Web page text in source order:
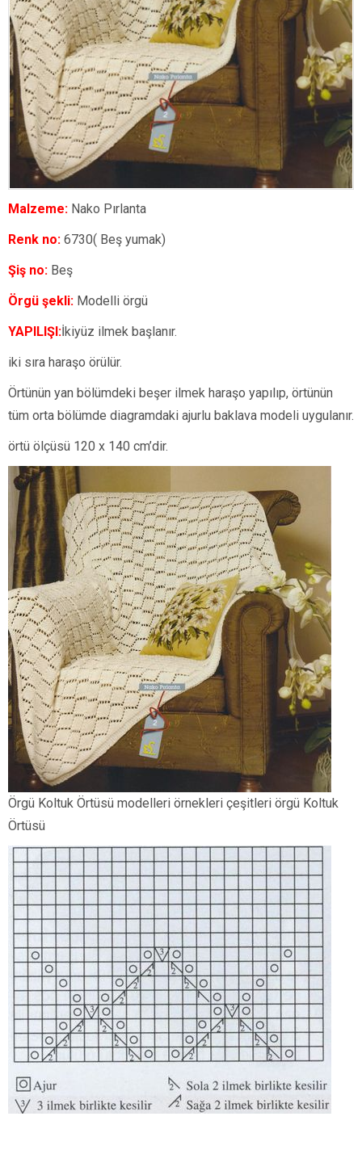
Malzeme: Nako Pırlanta
Renk no: 6730( Beş yumak)
Şiş no: Beş
Örgü şekli: Modelli örgü
YAPILIŞI:İkiyüz ilmek başlanır.
iki sıra haraşo örülür.
Örtünün yan bölümdeki beşer ilmek haraşo yapılıp, örtünün
tüm orta bölümde diagramdaki ajurlu baklava modeli uygulanır.
örtü ölçüsü 120 x 140 cm’dir.
Örgü Koltuk Örtüsü modelleri örnekleri çeşitleri örgü Koltuk
Örtüsü